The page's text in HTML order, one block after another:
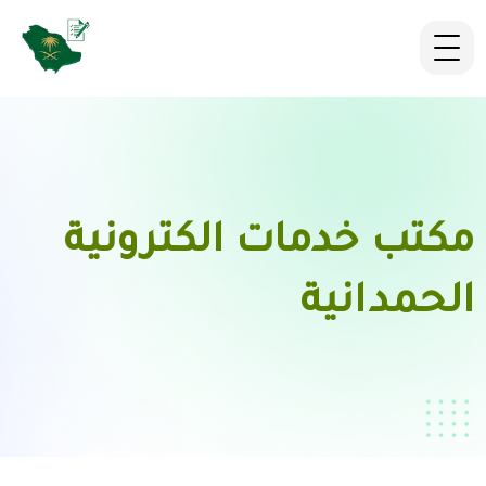
مكتب خدمات الكترونية
الحمدانية